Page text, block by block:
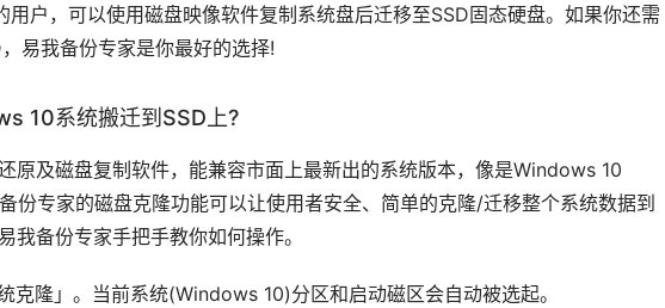
户，可以使用磁盘映像软件复制系统盘后迁移至SSD固态硬盘。如果你还需
易我备份专家是你最好的选择!
10系统搬迁到SSD上?
原及磁盘复制软件，能兼容市面上最新出的系统版本，像是Windows 10
专家的磁盘克隆功能可以让使用者安全、简单的克隆/迁移整个系统数据到
我备份专家手把手教你如何操作。
克隆」。当前系统(Windows 10)分区和启动磁区会自动被选起。